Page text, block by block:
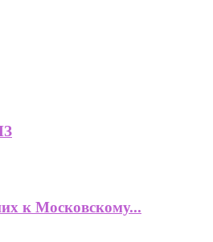
к Московскому...